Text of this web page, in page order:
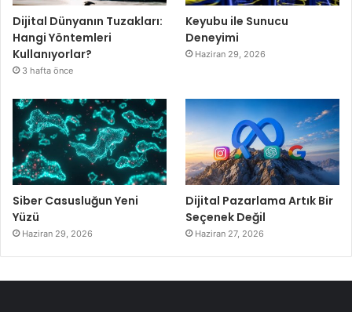
Dijital Dünyanın Tuzakları:
Hangi Yöntemleri
Kullanıyorlar?
3 hafta önce
Keyubu ile Sunucu
Deneyimi
Haziran 29, 2026
Siber Casusluğun Yeni
Yüzü
Haziran 29, 2026
Dijital Pazarlama Artık Bir
Seçenek Değil
Haziran 27, 2026